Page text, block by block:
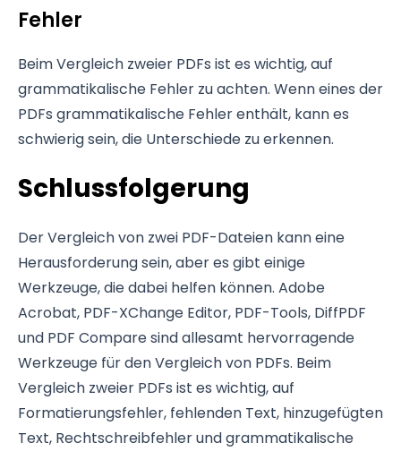
Fehler
Beim Vergleich zweier PDFs ist es wichtig, auf
grammatikalische Fehler zu achten. Wenn eines der
PDFs grammatikalische Fehler enthält, kann es
schwierig sein, die Unterschiede zu erkennen.
Schlussfolgerung
Der Vergleich von zwei PDF-Dateien kann eine
Herausforderung sein, aber es gibt einige
Werkzeuge, die dabei helfen können. Adobe
Acrobat, PDF-XChange Editor, PDF-Tools, DiffPDF
und PDF Compare sind allesamt hervorragende
Werkzeuge für den Vergleich von PDFs. Beim
Vergleich zweier PDFs ist es wichtig, auf
Formatierungsfehler, fehlenden Text, hinzugefügten
Text, Rechtschreibfehler und grammatikalische